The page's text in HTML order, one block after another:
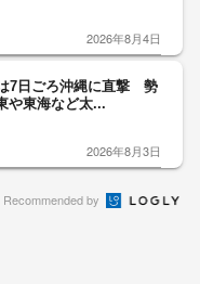
2026年8月4日
7日ごろ沖縄に直撃 勢
や東海など太...
2026年8月3日
Recommended by